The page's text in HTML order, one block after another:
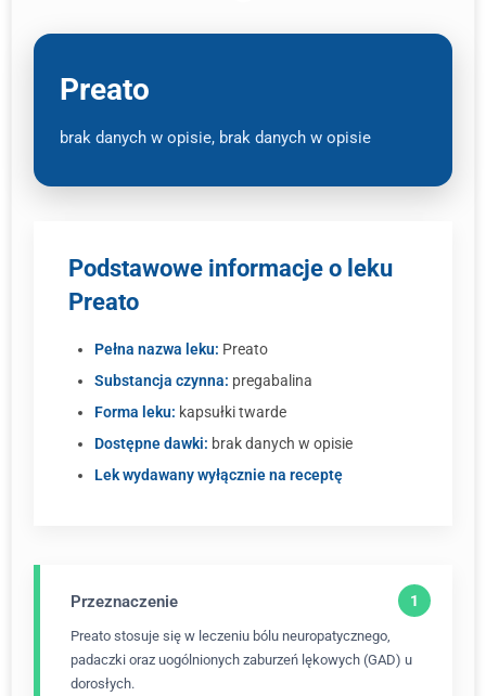
Preato
brak danych w opisie, brak danych w opisie
Podstawowe informacje o leku
Preato
Pełna nazwa leku: Preato
Substancja czynna: pregabalina
Forma leku: kapsułki twarde
Dostępne dawki: brak danych w opisie
Lek wydawany wyłącznie na receptę
Przeznaczenie
Preato stosuje się w leczeniu bólu neuropatycznego,
padaczki oraz uogólnionych zaburzeń lękowych (GAD) u
dorosłych.